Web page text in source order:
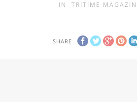
IN TRITIME MAGAZIN
SHARE